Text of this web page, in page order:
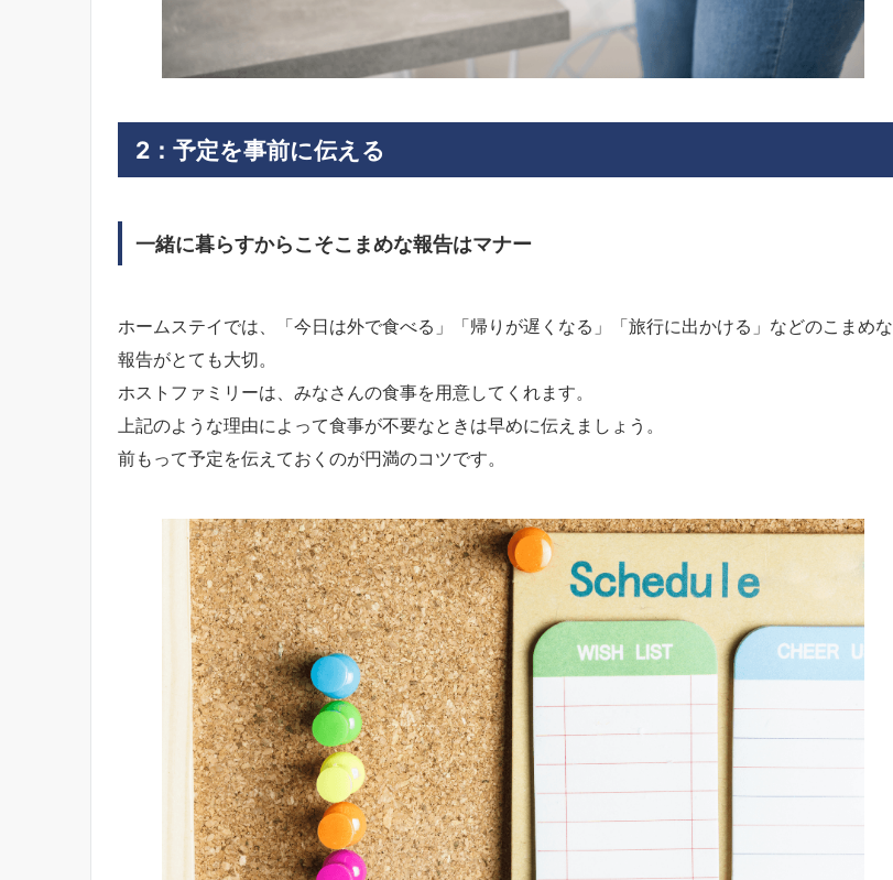
2： 予定を事前に伝える
一緒に暮らすからこそこまめな報告はマナー
ホームステイでは、「今日は外で食べる」「帰りが遅くなる」「旅行に出かける」などのこまめな
報告がとても大切。
ホストファミリーは、みなさんの食事を用意してくれます。
上記のような理由によって食事が不要なときは早めに伝えましょう。
前もって予定を伝えておくのが円満のコツです。